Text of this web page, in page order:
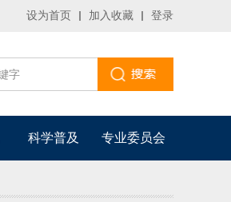
设为首页 加入收藏 登录
科学普及 专业委员会